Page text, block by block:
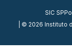
SIC SP
| © 2026 Instituto